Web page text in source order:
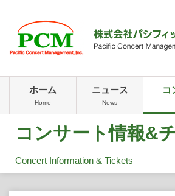
ホーム
Home
ニュース
News
コ
コンサート情報&
Concert Information & Tickets